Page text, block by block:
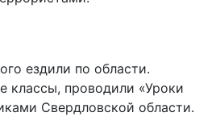
ездили по области.
классы, проводили «Уроки
Свердловской области.